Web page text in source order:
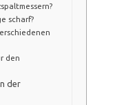
scharf?
den
der